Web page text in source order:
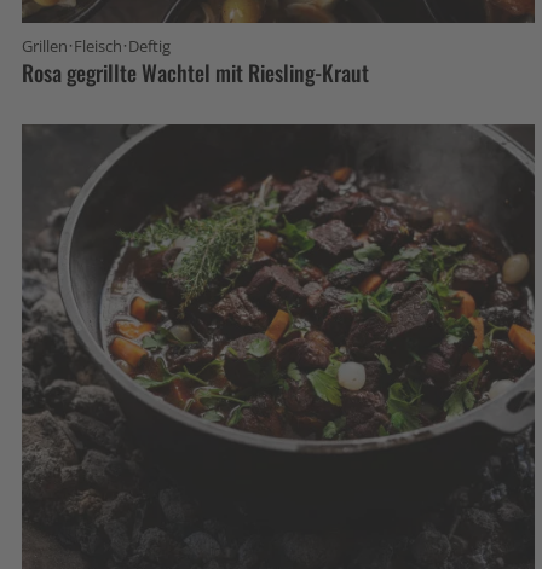
Grillen·Fleisch·Deftig
Rosa gegrillte Wachtel mit Riesling-Kraut